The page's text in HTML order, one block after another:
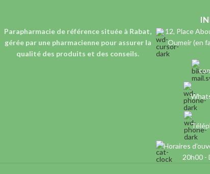
Parapharmacie de référence située à Rabat,
gérée par une pharmaciennepour assurer la
qualité des produits et des conseils.
12, Place
Oumeir (en
Horaires
20h00 -